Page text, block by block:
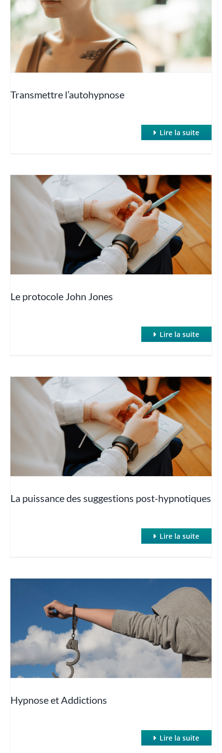
Hypnose et Poids (Maigrir avec l’hypnose)
Hypnose et sexo
Hypnose et Sommeil
Hypnose et Traumatismes
Hypnose et troubles des apprentissages
Hypnose Non Verbale
Hypnose profonde et rapide : Hypnose de Spectacle
Hypnose quantique
La puissance des suggestions post-hypnotiques
La thérapie des parties
Le protocole John Jones
Redonner la parole à l’inconscient
Transmettre l’autohypnose
Transmettre l’autohypnose
Lire la suite
Le protocole John Jones
Lire la suite
La puissance des suggestions post-hypnotiques
Lire la suite
Hypnose et Addictions
Lire la suite